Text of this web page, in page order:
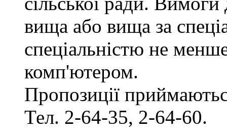
вища або вища за
спеціальністю не
комп'ютером.
Пропозиції
Тел. 2-64-35, 2-64-60.